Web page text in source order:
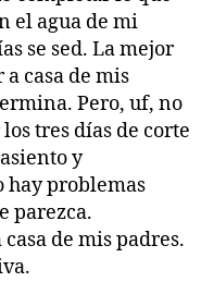
el agua de mi
se sed. La mejor
casa de mis
Pero, uf, no
tres días de corte
y
hay problemas
parezca.
de mis padres.